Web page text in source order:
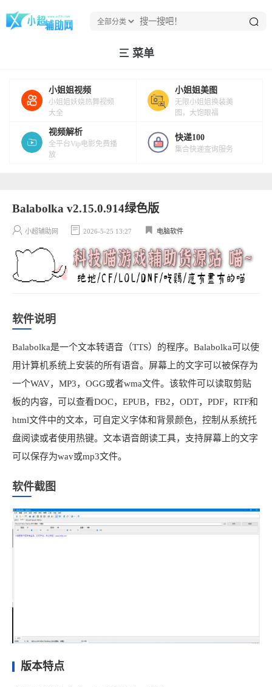
菜单
小姐姐视频
小姐姐妖娆热舞视频
大全
小姐姐美图
无限小姐姐换装美
图，大饱眼福
视频解析
全平台Vip电影免费播
放
快递100
集合快递查询服务
Balabolka v2.15.0.914绿色版
小超辅助网 2026-5-25 13:27 电脑软件
软件说明
Balabolka是一个文本转语音（TTS）的程序。Balabolka可以使
用计算机系统上安装的所有语音。屏幕上的文字可以被保存为
一个WAV，MP3，OGG或者wma文件。该软件可以读取剪贴
板的内容，可以查看DOC，EPUB，FB2，ODT，PDF，RTF和
html文件中的文本，可自定义字体和背景颜色，控制从系统托
盘阅读或者使用热键。文本语音朗读工具，支持屏幕上的文字
可以保存为wav或mp3文件。
软件截图
版本特点